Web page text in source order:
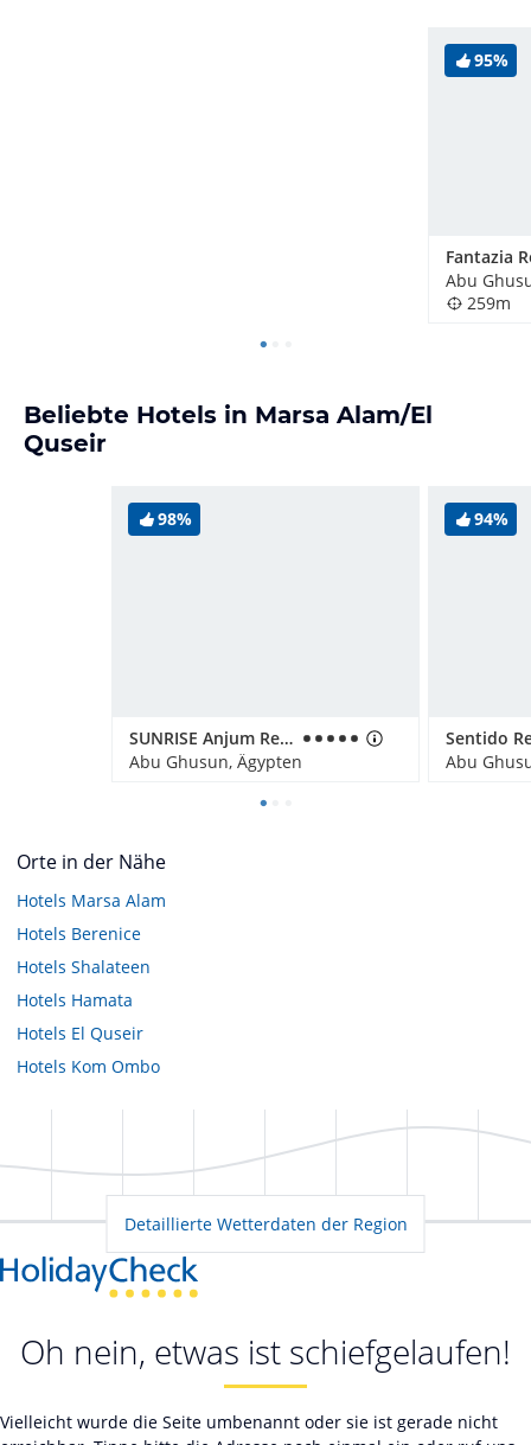
95%
Abu
259m
Beliebte Hotels in Marsa Alam/El
Quseir
98%
SUNRISE Anjum Resort Marsa Alam
Abu Ghusun, Ägypten
94%
Abu
Orte in der Nähe
Hotels Marsa Alam
Hotels Berenice
Hotels Shalateen
Hotels Hamata
Hotels El Quseir
Hotels Kom Ombo
Detaillierte Wetterdaten der Region
Oh nein, etwas ist schiefgelaufen!
Vielleicht wurde die Seite umbenannt oder sie ist gerade nicht